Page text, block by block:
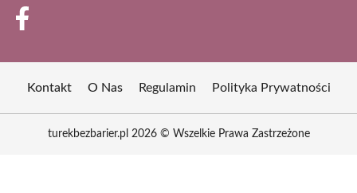
Kontakt O Nas Regulamin Polityka Prywatności
turekbezbarier.pl 2026 © Wszelkie Prawa Zastrzeżone